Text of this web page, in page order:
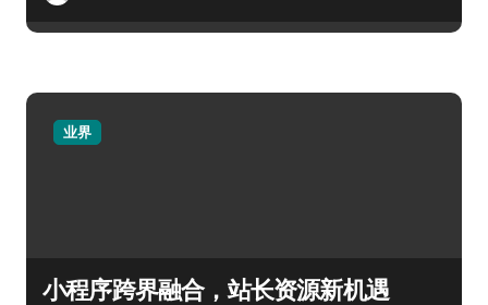
业界
小程序跨界融合，站长资源新机遇